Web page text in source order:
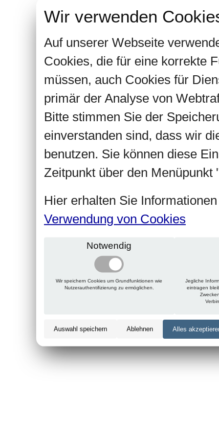
Wir verwenden
Auf unserer Webseite
Cookies, die für eine korrekte
müssen, auch Cookies für
primär der Analyse von
Bitte stimmen Sie der
einverstanden sind, dass wir
benutzen. Sie können diese
Zeitpunkt über den Menüpunkt
Hier erhalten Sie
Verwendung von Cookies
Notwendig
Wir speichern Cookies um Grundfunktionen wie
Nutzerauthentifizierung zu ermöglichen.
Jegliche
eintragen
Auswahl speichern Ablehnen Alles